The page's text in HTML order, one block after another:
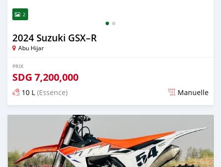
2
2024 Suzuki GSX–R
Abu Hijar
PRIX
SDG 7,200,000
10 L (Essence) Manuelle
Publié il y a presque 2 ans